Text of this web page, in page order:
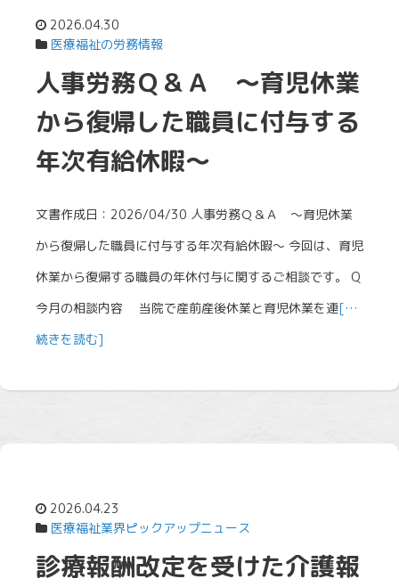
2026.04.30
医療福祉の労務情報
人事労務Ｑ＆Ａ ～育児休業
から復帰した職員に付与する
年次有給休暇～
文書作成日：2026/04/30 人事労務Ｑ＆Ａ ～育児休業
から復帰した職員に付与する年次有給休暇～ 今回は、育児
休業から復帰する職員の年休付与に関するご相談です。 Q
今月の相談内容 当院で産前産後休業と育児休業を連[…
続きを読む]
2026.04.23
医療福祉業界ピックアップニュース
診療報酬改定を受けた介護報